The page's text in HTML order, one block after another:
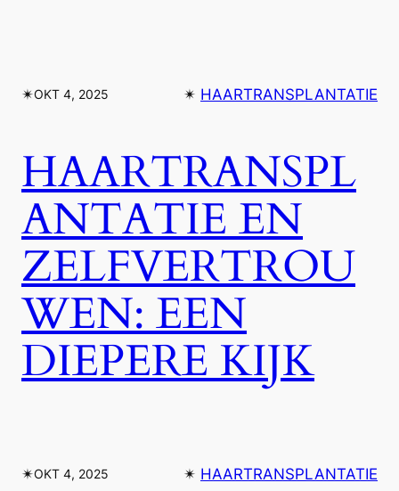
✴︎OKT 4, 2025 ✴︎ HAARTRANSPLANTATIE
HAARTRANSPL
ANTATIE EN
ZELFVERTROU
WEN: EEN
DIEPERE KIJK
✴︎OKT 4, 2025 ✴︎ HAARTRANSPLANTATIE